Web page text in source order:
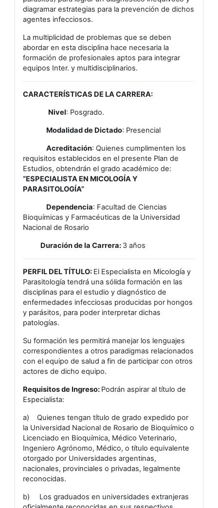
diagramar estrategias para la prevención de dichos
agentes infecciosos.
La multiplicidad de problemas que se deben
abordar en esta disciplina hace necesaria la
formación de profesionales aptos para integrar
equipos Inter. y multidisciplinarios.
CARACTERÍSTICAS DE LA CARRERA:
Nivel: Posgrado.
Modalidad de Dictado: Presencial
Acreditación: Quienes cumplimenten los
requisitos establecidos en el presente Plan de
Estudios, obtendrán el grado académico de:
“ESPECIALISTA EN MICOLOGÍA Y
PARASITOLOGÍA”
Dependencia: Facultad de Ciencias
Bioquímicas y Farmacéuticas de la Universidad
Nacional de Rosario
Duración de la Carrera: 3 años
PERFIL DEL TÍTULO: El Especialista en Micología y
Parasitología tendrá una sólida formación en las
disciplinas para el estudio y diagnóstico de
enfermedades infecciosas producidas por hongos
y parásitos, para poder interpretar dichas
patologías.
Su formación les permitirá manejar los lenguajes
correspondientes a otros paradigmas relacionados
con el equipo de salud a fin de participar con otros
actores de dicho equipo.
Requisitos de Ingreso: Podrán aspirar al título de
Especialista:
a) Quienes tengan título de grado expedido por
la Universidad Nacional de Rosario de Bioquímico o
Licenciado en Bioquímica, Médico Veterinario,
Ingeniero Agrónomo, Médico, o título equivalente
otorgado por Universidades argentinas,
nacionales, provinciales o privadas, legalmente
reconocidas.
b) Los graduados en universidades extranjeras